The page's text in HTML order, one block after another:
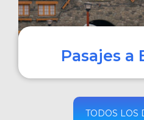
Pasajes a
TODOS LOS